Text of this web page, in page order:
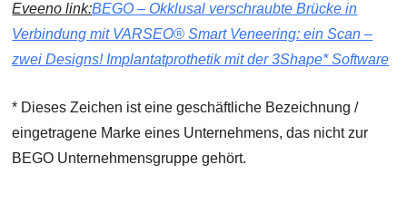
Eveeno link:BEGO – Okklusal verschraubte Brücke in
Verbindung mit VARSEO® Smart Veneering: ein Scan –
zwei Designs! Implantatprothetik mit der 3Shape* Software
* Dieses Zeichen ist eine geschäftliche Bezeichnung /
eingetragene Marke eines Unternehmens, das nicht zur
BEGO Unternehmensgruppe gehört.